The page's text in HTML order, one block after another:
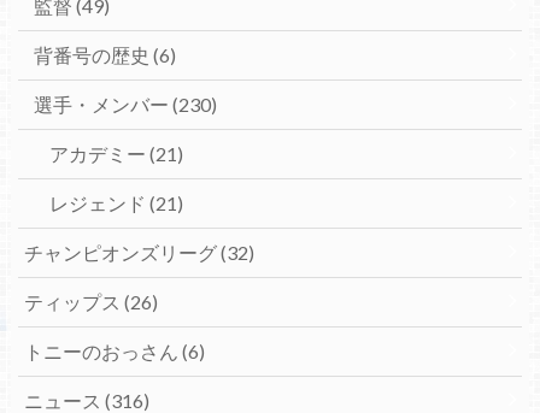
監督 (49)
背番号の歴史 (6)
選手・メンバー (230)
アカデミー (21)
レジェンド (21)
チャンピオンズリーグ(32)
ティップス (26)
トニーのおっさん (6)
ニュース (316)